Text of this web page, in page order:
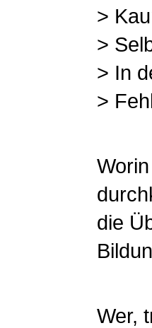
>
>
> In
>
die
Wer,